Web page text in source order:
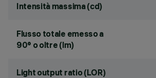
Intensità massima (cd)
Flusso totale emesso a
90° o oltre (lm)
Light output ratio (LOR)